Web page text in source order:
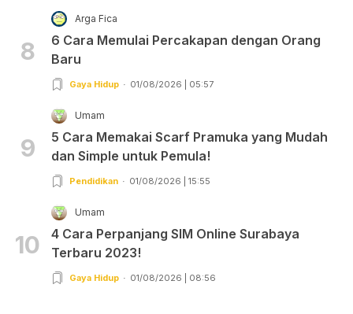
8
Arga Fica
6 Cara Memulai Percakapan dengan Orang
Baru
Gaya Hidup 01/08/2026 | 05:57
9
Umam
5 Cara Memakai Scarf Pramuka yang Mudah
dan Simple untuk Pemula!
Pendidikan 01/08/2026 | 15:55
10
Umam
4 Cara Perpanjang SIM Online Surabaya
Terbaru 2023!
Gaya Hidup 01/08/2026 | 08:56